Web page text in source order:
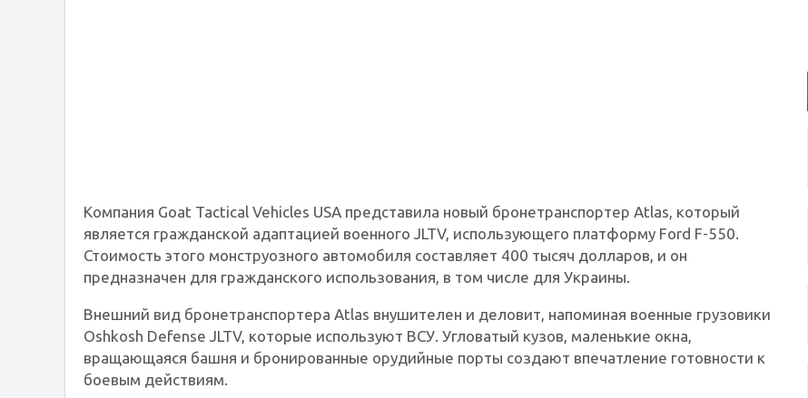
Компания Goat Tactical Vehicles USA представила новый бронетранспортер Atlas, который
является гражданской адаптацией военного JLTV, использующего платформу Ford F-550.
Стоимость этого монструозного автомобиля составляет 400 тысяч долларов, и он
предназначен для гражданского использования, в том числе для Украины.
Внешний вид бронетранспортера Atlas внушителен и деловит, напоминая военные грузовики
Oshkosh Defense JLTV, которые используют ВСУ. Угловатый кузов, маленькие окна,
вращающаяся башня и бронированные орудийные порты создают впечатление готовности к
боевым действиям.